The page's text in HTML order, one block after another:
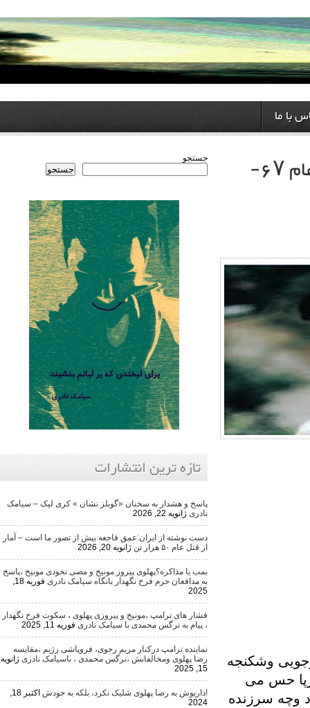
زخم ها ازراه می رسند سی امین سالگرد قتل عام ۶۷-
وشکنجه
می
سرزنده
تازه ترین انتشارات
پاسخ و هشدار به سخنان «گوبلز نشان » کری لیک – سیامک
ژانویه 22, 2026
دست نوشته از ایران:عمق فاجعه بیش از تصور ما است – آمار
از قتل عام ۵۰ هزار تن
ژانویه 20, 2026
بمب یا مذاکره؟پهلوی پیروز مونیخ و مصی نخودی مونیخ ،پاسخ
به مدافعان حرم فرخ نگهدار بانگاه سیامک نادری
فوریه 18,
فشار های ترامپ ،مونیخ و پیروزی پهلوی ، سکوت فرخ نگهدار
، پیام به نرگس محمدی با سیامک نادری فوریه 11, 2025
نماینده ترامپ درکنار مریم رجوی، فروپاشی رژیم ،مقایسه
رضا پهلوی ومخالفانش ،نرگس محمدی ، باسیامک نادری ژانویه
15, 2025
!داریوش به رضا پهلوی شلیک نکرد، بلکه به خودش
اکتبر 18,
2024